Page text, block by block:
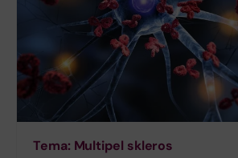
Tema: Multipel skleros